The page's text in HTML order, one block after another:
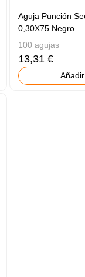
Aguja Punción
0,30X75 Negro
100 agujas
13,31 €
Añadir